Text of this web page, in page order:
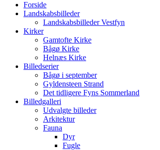
Forside
Landskabsbilleder
Landskabsbilleder Vestfyn
Kirker
Gamtofte Kirke
Bågø Kirke
Helnæs Kirke
Billedserier
Bågø i september
Gyldensteen Strand
Det tidligere Fyns Sommerland
Billedgalleri
Udvalgte billeder
Arkitektur
Fauna
Dyr
Fugle